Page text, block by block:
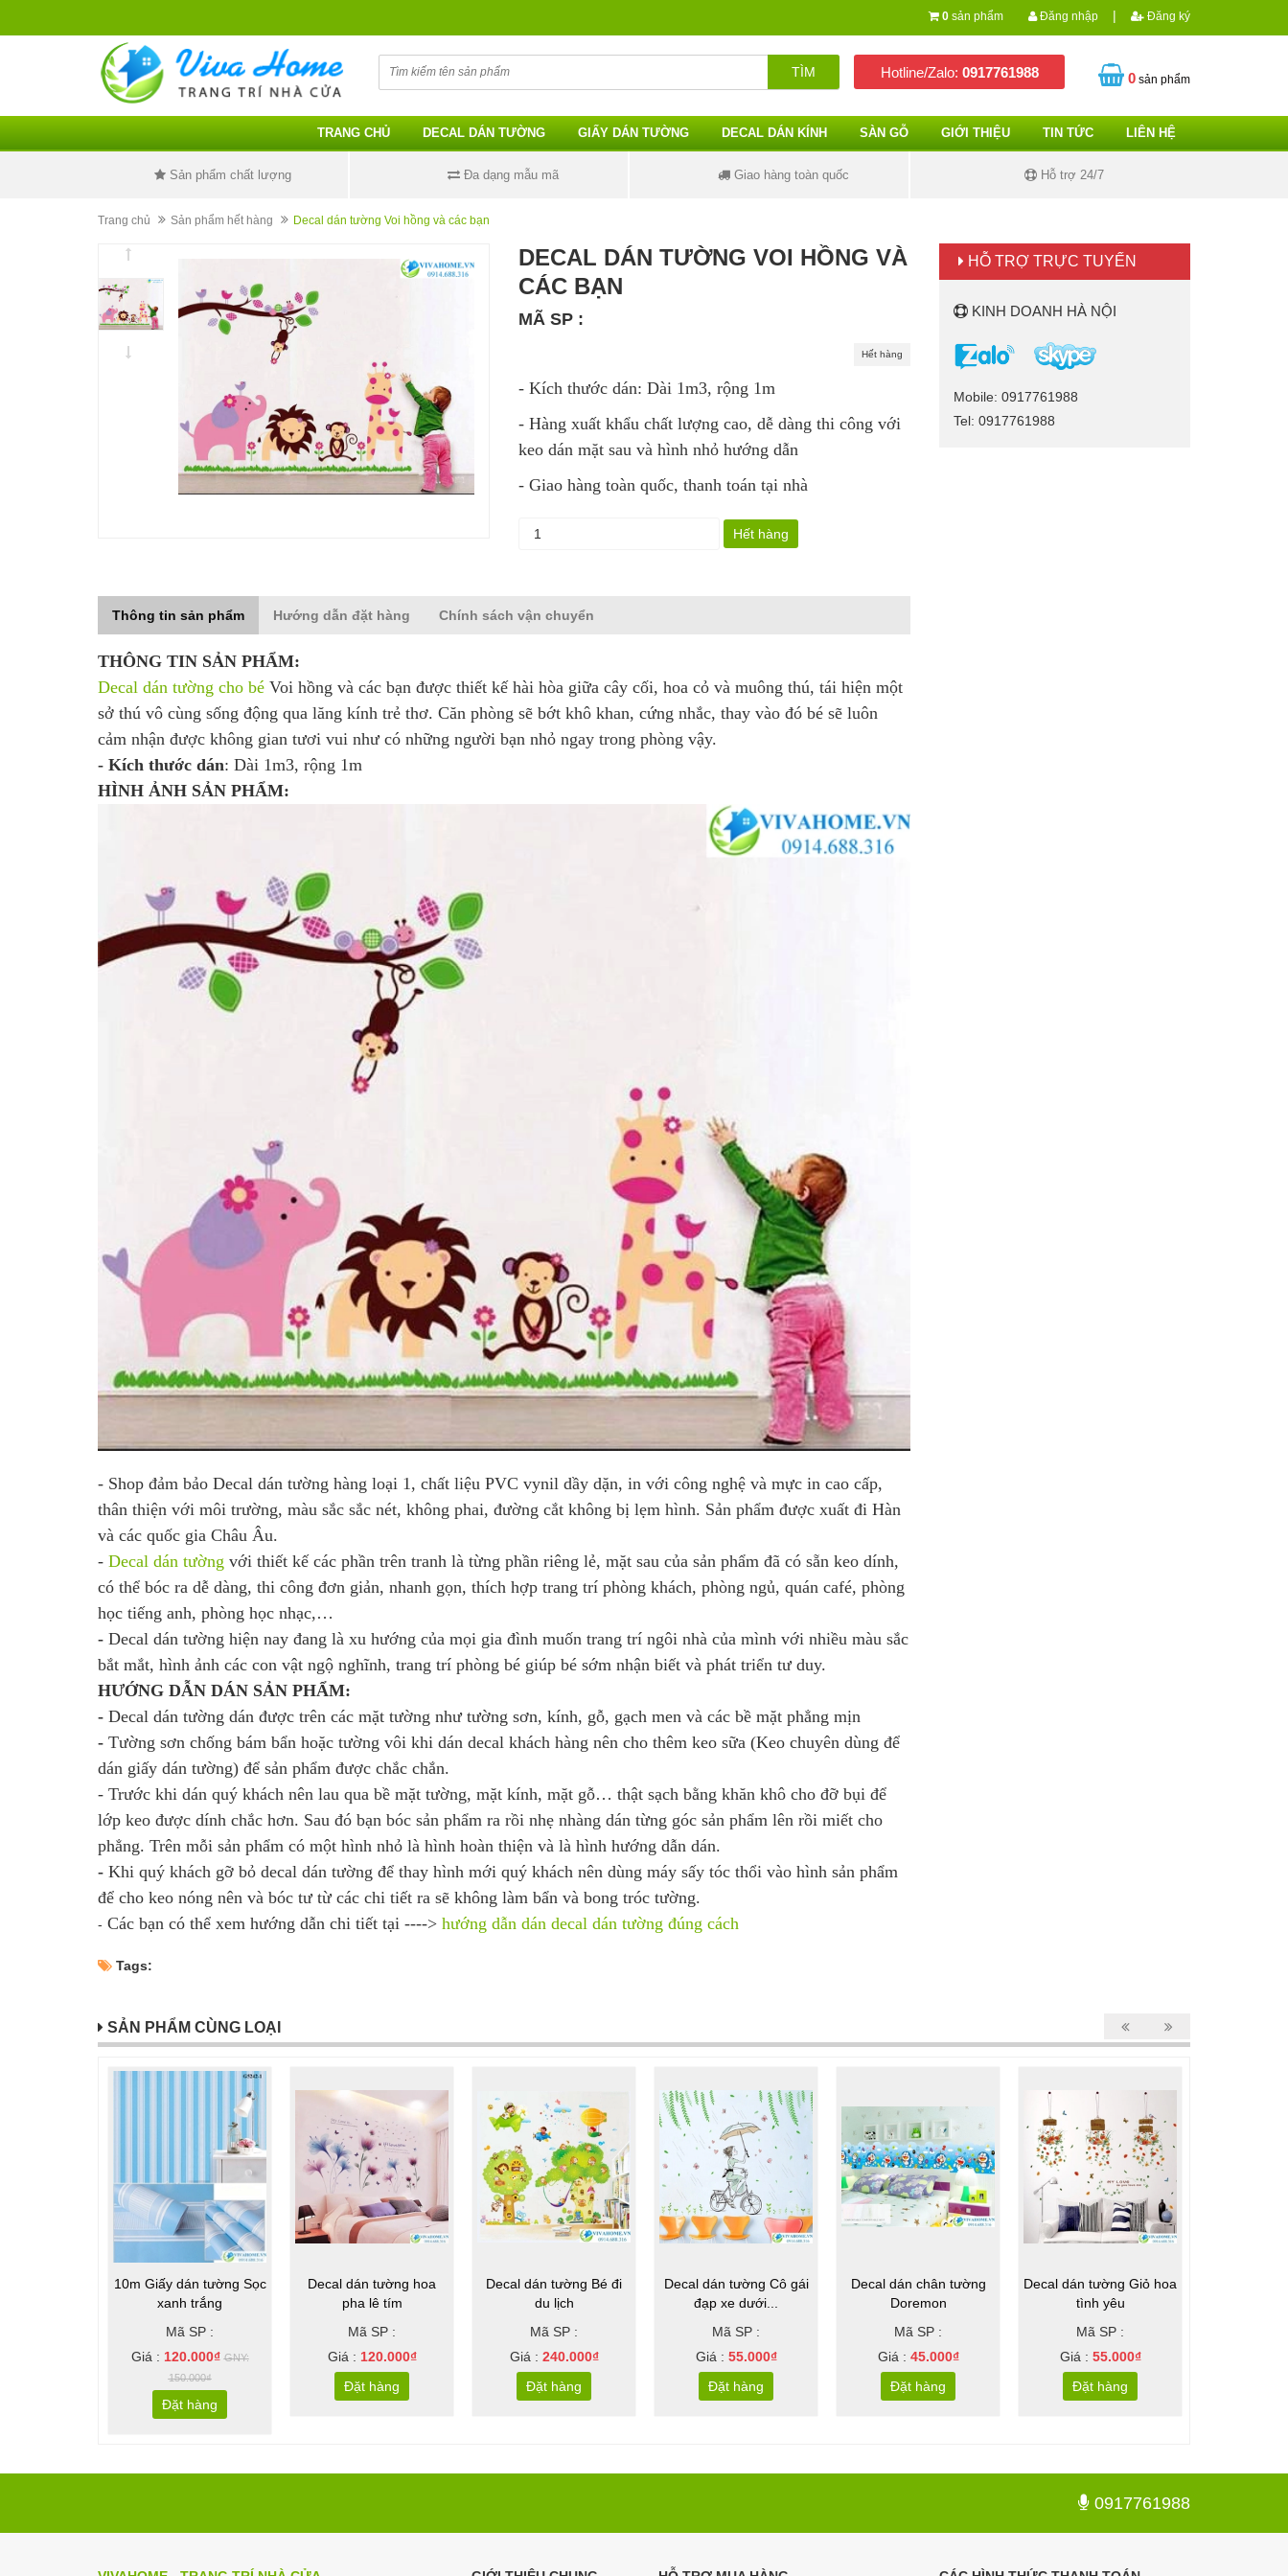
0 sản phẩm Đăng nhập | Đăng ký
TÌM Hotline/Zalo: 0917761988 0sản phẩm
TRANG CHỦ DECAL DÁN TƯỜNG GIẤY DÁN TƯỜNG DECAL DÁN KÍNH SÀN GỖ GIỚI THIỆU TIN TỨC LIÊN HỆ
Sản phẩm chất lượng Đa dạng mẫu mã Giao hàng toàn quốc Hỗ trợ 24/7
Trang chủ Sản phẩm hết hàng Decal dán tường Voi hồng và các bạn
DECAL DÁN TƯỜNG VOI HỒNG VÀ
CÁC BẠN
MÃ SP :
Hết hàng
- Kích thước dán: Dài 1m3, rộng 1m
- Hàng xuất khẩu chất lượng cao, dễ dàng thi công với
keo dán mặt sau và hình nhỏ hướng dẫn
- Giao hàng toàn quốc, thanh toán tại nhà
Hết hàng
Thông tin sản phẩm Hướng dẫn đặt hàng Chính sách vận chuyển
THÔNG TIN SẢN PHẨM:
Decal dán tường cho bé Voi hồng và các bạn được thiết kế hài hòa giữa cây cối, hoa cỏ và muông thú, tái hiện một
sở thú vô cùng sống động qua lăng kính trẻ thơ. Căn phòng sẽ bớt khô khan, cứng nhắc, thay vào đó bé sẽ luôn
cảm nhận được không gian tươi vui như có những người bạn nhỏ ngay trong phòng vậy.
- Kích thước dán: Dài 1m3, rộng 1m
HÌNH ẢNH SẢN PHẨM:
- Shop đảm bảo Decal dán tường hàng loại 1, chất liệu PVC vynil dầy dặn, in với công nghệ và mực in cao cấp,
thân thiện với môi trường, màu sắc sắc nét, không phai, đường cắt không bị lẹm hình. Sản phẩm được xuất đi Hàn
và các quốc gia Châu Âu.
- Decal dán tường với thiết kế các phần trên tranh là từng phần riêng lẻ, mặt sau của sản phẩm đã có sẵn keo dính,
có thể bóc ra dễ dàng, thi công đơn giản, nhanh gọn, thích hợp trang trí phòng khách, phòng ngủ, quán café, phòng
học tiếng anh, phòng học nhạc,…
- Decal dán tường hiện nay đang là xu hướng của mọi gia đình muốn trang trí ngôi nhà của mình với nhiều màu sắc
bắt mắt, hình ảnh các con vật ngộ nghĩnh, trang trí phòng bé giúp bé sớm nhận biết và phát triển tư duy.
HƯỚNG DẪN DÁN SẢN PHẨM:
- Decal dán tường dán được trên các mặt tường như tường sơn, kính, gỗ, gạch men và các bề mặt phẳng mịn
- Tường sơn chống bám bẩn hoặc tường vôi khi dán decal khách hàng nên cho thêm keo sữa (Keo chuyên dùng để
dán giấy dán tường) để sản phẩm được chắc chắn.
- Trước khi dán quý khách nên lau qua bề mặt tường, mặt kính, mặt gỗ… thật sạch bằng khăn khô cho đỡ bụi để
lớp keo được dính chắc hơn. Sau đó bạn bóc sản phẩm ra rồi nhẹ nhàng dán từng góc sản phẩm lên rồi miết cho
phẳng. Trên mỗi sản phẩm có một hình nhỏ là hình hoàn thiện và là hình hướng dẫn dán.
- Khi quý khách gỡ bỏ decal dán tường để thay hình mới quý khách nên dùng máy sấy tóc thổi vào hình sản phẩm
để cho keo nóng nên và bóc tư từ các chi tiết ra sẽ không làm bẩn và bong tróc tường.
- Các bạn có thể xem hướng dẫn chi tiết tại ----> hướng dẫn dán decal dán tường đúng cách
Tags:
HỖ TRỢ TRỰC TUYẾN
KINH DOANH HÀ NỘI
Mobile: 0917761988
Tel: 0917761988
SẢN PHẨM CÙNG LOẠI
10m Giấy dán tường Sọc
xanh trắng
Mã SP :
Giá : 120.000₫GNY:
150.000₫
Đặt hàng
Decal dán tường hoa
pha lê tím
Mã SP :
Giá : 120.000₫
Đặt hàng
Decal dán tường Bé đi
du lịch
Mã SP :
Giá : 240.000₫
Đặt hàng
Decal dán tường Cô gái
đạp xe dưới...
Mã SP :
Giá : 55.000₫
Đặt hàng
Decal dán chân tường
Doremon
Mã SP :
Giá : 45.000₫
Đặt hàng
Decal dán tường Giỏ hoa
tình yêu
Mã SP :
Giá : 55.000₫
Đặt hàng
0917761988